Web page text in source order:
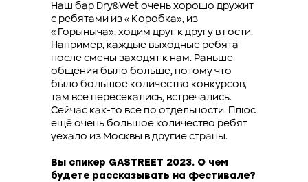
Наш бар Dry&Wet очень хорошо дружит
с ребятами из «Коробка», из
«Горыныча», ходим друг к другу в гости.
Например, каждые выходные ребята
после смены заходят к нам. Раньше
общения было больше, потому что
было большое количество конкурсов,
там все пересекались, встречались.
Сейчас как-то все по отдельности. Плюс
ещё очень большое количество ребят
уехало из Москвы в другие страны.
Вы спикер GASTREET 2023. О чем
будете рассказывать на фестивале?